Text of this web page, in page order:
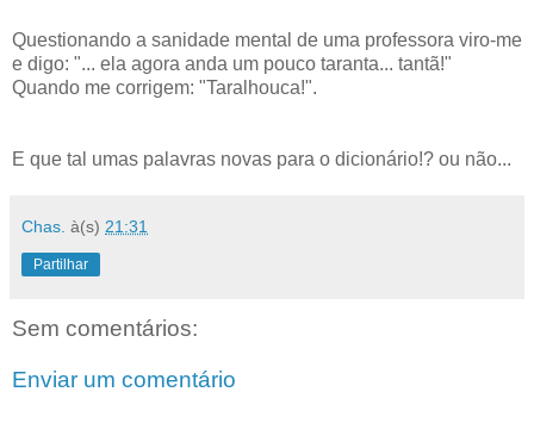
Questionando a sanidade mental de uma professora viro-me
e digo: "... ela agora anda um pouco taranta... tantã!"
Quando me corrigem: "Taralhouca!".
E que tal umas palavras novas para o dicionário!? ou não...
Chas. à(s) 21:31
Partilhar
Sem comentários:
Enviar um comentário